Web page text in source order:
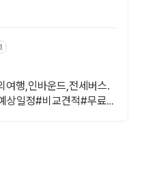
여행,인바운드,전세버스.
상일정#비교견적#무료신